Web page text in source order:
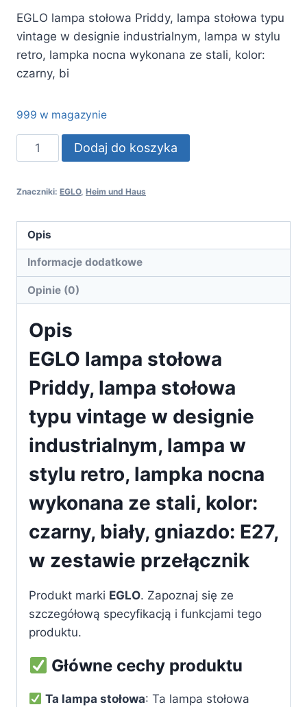
EGLO lampa stołowa Priddy, lampa stołowa typu
vintage w designie industrialnym, lampa w stylu
retro, lampka nocna wykonana ze stali, kolor:
czarny, bi
999 w magazynie
ilość
EGLO
stołowa
lampa
stołowa
vintage
w
designie
indus
Dodaj do koszyka
Znaczniki: EGLO, Heim und Haus
Opis
Informacje dodatkowe
Opinie (0)
Opis
EGLO lampa stołowa
Priddy, lampa stołowa
typu vintage w designie
industrialnym, lampa w
stylu retro, lampka nocna
wykonana ze stali, kolor:
czarny, biały, gniazdo: E27,
w zestawie przełącznik
Produkt marki EGLO. Zapoznaj się ze
szczegółową specyfikacją i funkcjami tego
produktu.
Główne cechy produktu
Ta lampa stołowa: Ta lampa stołowa